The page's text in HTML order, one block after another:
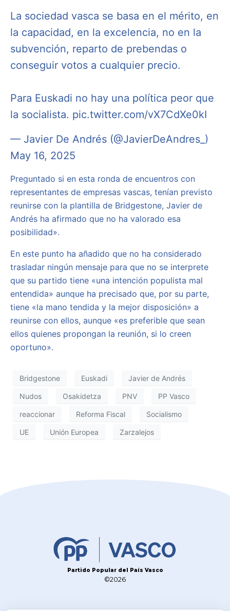
La sociedad vasca se basa en el mérito, en
la capacidad, en la excelencia, no en la
subvención, reparto de prebendas o
conseguir votos a cualquier precio.
Para Euskadi no hay una política peor que
la socialista. pic.twitter.com/vX7CdXe0kI
— Javier De Andrés (@JavierDeAndres_)
May 16, 2025
Preguntado si en esta ronda de encuentros con
representantes de empresas vascas, tenían previsto
reunirse con la plantilla de Bridgestone, Javier de
Andrés ha afirmado que no ha valorado esa
posibilidad».
En este punto ha añadido que no ha considerado
trasladar ningún mensaje para que no se interprete
que su partido tiene «una intención populista mal
entendida» aunque ha precisado que, por su parte,
tiene «la mano tendida y la mejor disposición» a
reunirse con ellos, aunque «es preferible que sean
ellos quienes propongan la reunión, si lo creen
oportuno».
Bridgestone Euskadi Javier de Andrés
Nudos Osakidetza PNV PP Vasco
reaccionar Reforma Fiscal Socialismo
UE Unión Europea Zarzalejos
Partido Popular del País Vasco
©2026